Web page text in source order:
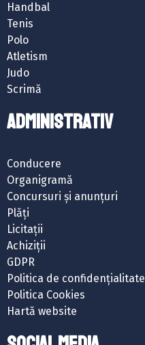
Handbal
Tenis
Polo
Atletism
Judo
Scrimă
ADMINISTRATIV
Conducere
Organigramă
Concursuri și anunțuri
Plăți
Licitații
Achiziții
GDPR
Politica de confidențialitate
Politica Cookies
Hartă website